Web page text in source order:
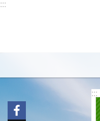
跳到主要內容區塊
:::
:::